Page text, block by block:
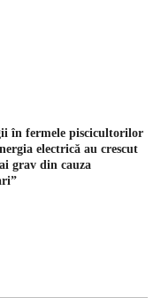
în fermele piscicultorilor
electrică au crescut
grav din cauza